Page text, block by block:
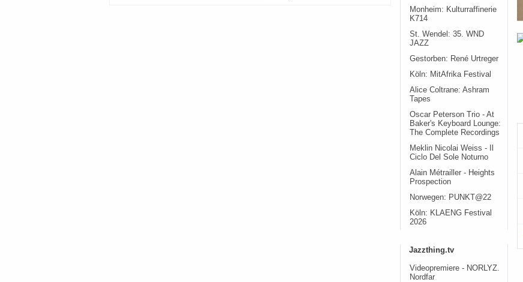
Monheim: Kulturraffinerie
K714
St. Wendel: 35. WND
JAZZ
Gestorben: René Urtreger
Köln: MitAfrika Festival
Alice Coltrane: Ashram
Tapes
Oscar Peterson Trio - At
Baker's Keyboard Lounge:
The Complete Recordings
Meklin Nicolai Weiss - Il
Ciclo Del Sole Noturno
Alain Métrailler - Heights
Prospection
Norwegen: PUNKT@22
Köln: KLAENG Festival
2026
Jazzthing.tv
Videopremiere - NORLYZ.
Nordfar